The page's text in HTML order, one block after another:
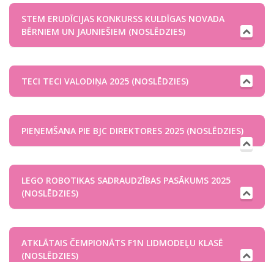
STEM ERUDĪCIJAS KONKURSS KULDĪGAS NOVADA
BĒRNIEM UN JAUNIEŠIEM (NOSLĒDZIES)
TECI TECI VALODIŅA 2025 (NOSLĒDZIES)
PIEŅEMŠANA PIE BJC DIREKTORES 2025 (NOSLĒDZIES)
LEGO ROBOTIKAS SADRAUDZĪBAS PASĀKUMS 2025
(NOSLĒDZIES)
ATKLĀTAIS ČEMPIONĀTS F1N LIDMODEĻU KLASĒ
(NOSLĒDZIES)